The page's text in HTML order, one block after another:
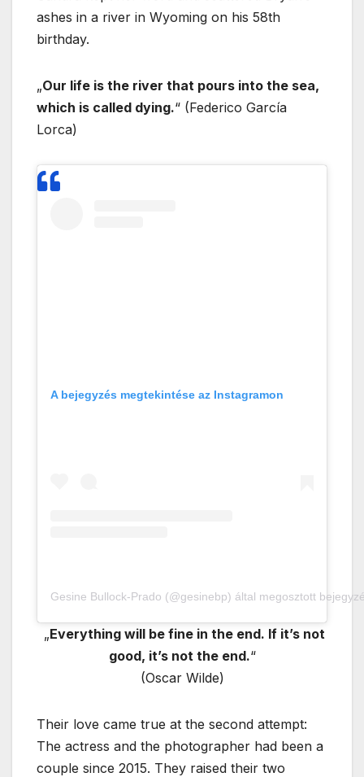
ashes in a river in Wyoming on his 58th
birthday.
„Our life is the river that pours into the sea,
which is called dying.“ (Federico García
Lorca)
A bejegyzés megtekintése az Instagramon
Gesine Bullock-Prado (@gesinebp) által megosztott
„Everything will be fine in the end. If it’s not
good, it’s not the end.“
(Oscar Wilde)
Their love came true at the second attempt:
The actress and the photographer had been a
couple since 2015. They raised their two